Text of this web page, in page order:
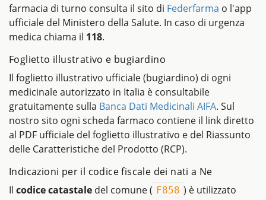
farmacia di turno consulta il sito di Federfarma o l'app
ufficiale del Ministero della Salute. In caso di urgenza
medica chiama il 118.
Foglietto illustrativo e bugiardino
Il foglietto illustrativo ufficiale (bugiardino) di ogni
medicinale autorizzato in Italia è consultabile
gratuitamente sulla Banca Dati Medicinali AIFA. Sul
nostro sito ogni scheda farmaco contiene il link diretto
al PDF ufficiale del foglietto illustrativo e del Riassunto
delle Caratteristiche del Prodotto (RCP).
Indicazioni per il codice fiscale dei nati a Ne
Il codice catastale del comune ( F858 ) è utilizzato